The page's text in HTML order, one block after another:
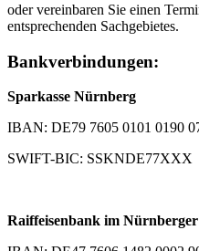
oder vereinbaren Sie einen
entsprechenden Sachgebietes.
Bankverbindungen:
Sparkasse Nürnberg
IBAN: DE79 7605 0101 0190
SWIFT-BIC: SSKNDE77XXX
Raiffeisenbank im